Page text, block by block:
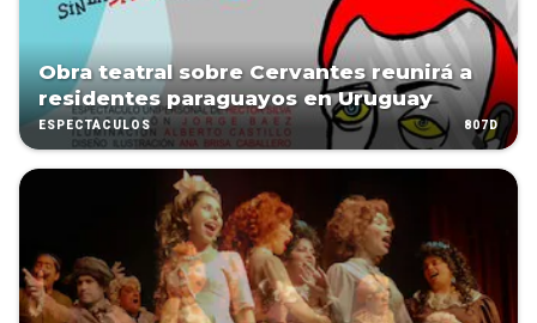
Obra teatral sobre Cervantes reunirá a
residentes paraguayos en Uruguay
ESPECTÁCULOS 807D